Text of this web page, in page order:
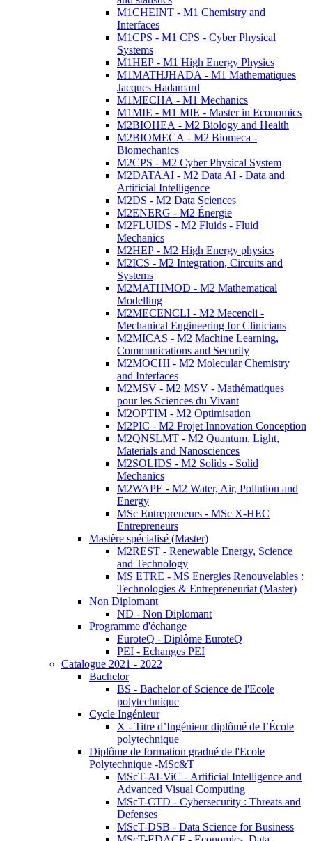
M1CHEINT - M1 Chemistry and
Interfaces
M1CPS - M1 CPS - Cyber Physical
Systems
M1HEP - M1 High Energy Physics
M1MATHJHADA - M1 Mathematiques
Jacques Hadamard
M1MECHA - M1 Mechanics
M1MIE - M1 MIE - Master in Economics
M2BIOHEA - M2 Biology and Health
M2BIOMECA - M2 Biomeca -
Biomechanics
M2CPS - M2 Cyber Physical System
M2DATAAI - M2 Data AI - Data and
Artificial Intelligence
M2DS - M2 Data Sciences
M2ENERG - M2 Énergie
M2FLUIDS - M2 Fluids - Fluid
Mechanics
M2HEP - M2 High Energy physics
M2ICS - M2 Integration, Circuits and
Systems
M2MATHMOD - M2 Mathematical
Modelling
M2MECENCLI - M2 Mecencli -
Mechanical Engineering for Clinicians
M2MICAS - M2 Machine Learning,
Communications and Security
M2MOCHI - M2 Molecular Chemistry
and Interfaces
M2MSV - M2 MSV - Mathématiques
pour les Sciences du Vivant
M2OPTIM - M2 Optimisation
M2PIC - M2 Projet Innovation Conception
M2QNSLMT - M2 Quantum, Light,
Materials and Nanosciences
M2SOLIDS - M2 Solids - Solid
Mechanics
M2WAPE - M2 Water, Air, Pollution and
Energy
MSc Entrepreneurs - MSc X-HEC
Entrepreneurs
Mastère spécialisé (Master)
M2REST - Renewable Energy, Science
and Technology
MS ETRE - MS Energies Renouvelables :
Technologies & Entrepreneuriat (Master)
Non Diplomant
ND - Non Diplomant
Programme d'échange
EuroteQ - Diplôme EuroteQ
PEI - Echanges PEI
Catalogue 2021 - 2022
Bachelor
BS - Bachelor of Science de l'Ecole
polytechnique
Cycle Ingénieur
X - Titre d’Ingénieur diplômé de l’École
polytechnique
Diplôme de formation gradué de l'Ecole
Polytechnique -MSc&T
MScT-AI-ViC - Artificial Intelligence and
Advanced Visual Computing
MScT-CTD - Cybersecurity : Threats and
Defenses
MScT-DSB - Data Science for Business